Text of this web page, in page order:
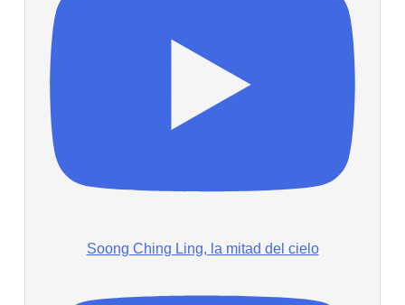
Soong Ching Ling, la mitad del cielo